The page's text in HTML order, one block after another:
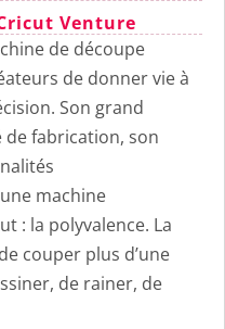
Venture
de découpe
de donner vie à
Son grand
fabrication, son
machine
: la polyvalence. La
couper plus d’une
de rainer, de